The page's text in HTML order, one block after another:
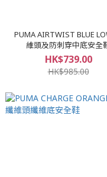
PUMA AIRTWIST BLUE
維頭及防刺穿中底安全
HK$739.00
HK$985.00